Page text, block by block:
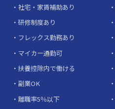
社宅・家賃補助あり
研修制度あり
フレックス勤務あり
マイカー通勤可
扶養控除内で働ける
副業OK
離職率5％以下